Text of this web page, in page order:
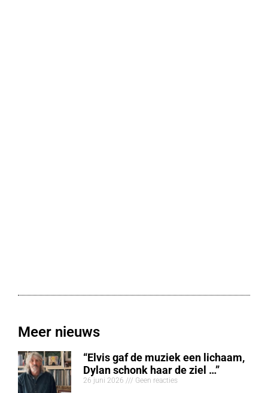
Meer nieuws
“Elvis gaf de muziek een lichaam,
Dylan schonk haar de ziel …”
26 juni 2026 Geen reacties